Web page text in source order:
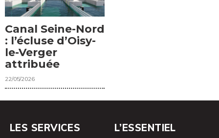
Canal Seine-Nord
: l’écluse d’Oisy-
le-Verger
attribuée
22/05/2026
LES SERVICES L’ESSENTIEL